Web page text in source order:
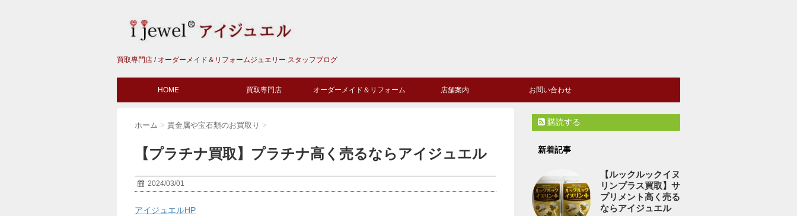
買取専門店 / オーダーメイド＆リフォームジュエリー スタッフブログ
HOME 買取専門店 オーダーメイド＆リフォーム 店舗案内 お問い合わせ
ホーム > 貴金属や宝石類のお買取り >
【プラチナ買取】プラチナ高く売るならアイジュエル
2024/03/01
アイジュエルHP
購読する
新着記事
【ルックルックイヌ
リンプラス買取】サ
プリメント高く売る
ならアイジュエル